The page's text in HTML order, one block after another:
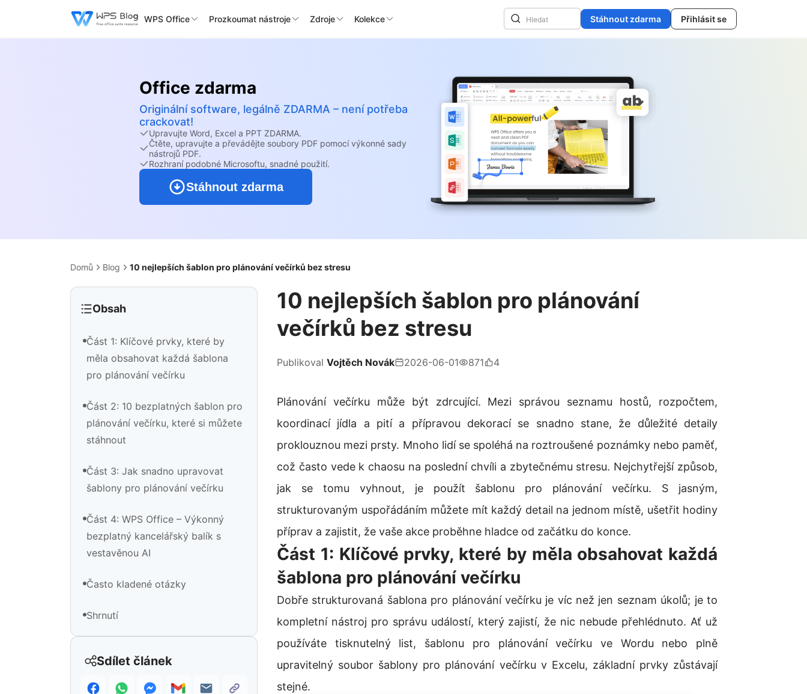
WPS Office Prozkoumat nástroje Zdroje Kolekce Stáhnout zdarma Přihlásit se
Office zdarma
Originální software, legálně ZDARMA – není potřeba
crackovat!
Upravujte Word, Excel a PPT ZDARMA.
Čtěte, upravujte a převádějte soubory PDF pomocí výkonné sady
nástrojů PDF.
Rozhraní podobné Microsoftu, snadné použití.
Stáhnout zdarma
Domů Blog 10 nejlepších šablon pro plánování večírků bez stresu
Obsah
Část 1: Klíčové prvky, které by
měla obsahovat každá šablona
pro plánování večírku
Část 2: 10 bezplatných šablon pro
plánování večírku, které si můžete
stáhnout
Část 3: Jak snadno upravovat
šablony pro plánování večírku
Část 4: WPS Office – Výkonný
bezplatný kancelářský balík s
vestavěnou AI
Často kladené otázky
Shrnutí
Sdílet článek
10 nejlepších šablon pro plánování
večírků bez stresu
Publikoval Vojtěch Novák 2026-06-01 871 4
Plánování večírku může být zdrcující. Mezi správou seznamu hostů, rozpočtem,
koordinací jídla a pití a přípravou dekorací se snadno stane, že důležité detaily
proklouznou mezi prsty. Mnoho lidí se spoléhá na roztroušené poznámky nebo paměť,
což často vede k chaosu na poslední chvíli a zbytečnému stresu. Nejchytřejší způsob,
jak se tomu vyhnout, je použít šablonu pro plánování večírku. S jasným,
strukturovaným uspořádáním můžete mít každý detail na jednom místě, ušetřit hodiny
příprav a zajistit, že vaše akce proběhne hladce od začátku do konce.
Část 1: Klíčové prvky, které by měla obsahovat každá
šablona pro plánování večírku
Dobře strukturovaná šablona pro plánování večírku je víc než jen seznam úkolů; je to
kompletní nástroj pro správu událostí, který zajistí, že nic nebude přehlédnuto. Ať už
používáte tisknutelný list, šablonu pro plánování večírku ve Wordu nebo plně
upravitelný soubor šablony pro plánování večírku v Excelu, základní prvky zůstávají
stejné.